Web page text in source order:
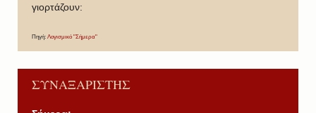
γιορτάζουν:
Πηγή: Λογισμικό "Σήμερα"
ΣΥΝΑΞΑΡΙΣΤΗΣ